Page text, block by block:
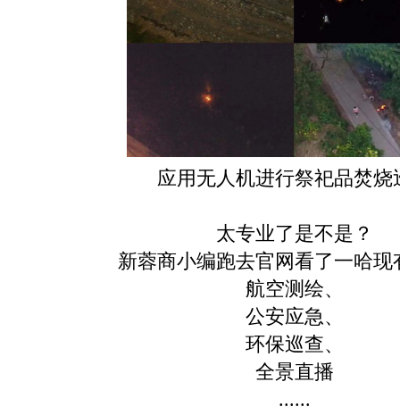
应用无人机进行祭祀品焚烧
太专业了是不是？
新蓉商小编跑去官网看了一哈现
航空测绘、
公安应急、
环保巡查、
全景直播
......